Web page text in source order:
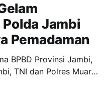
Jambi
Pemadaman
BPBD Provinsi Jambi,
TNI dan Polres Muaro